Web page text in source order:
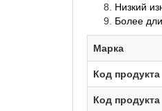
Низкий
Более
Марка
Код продукта
Код продукта